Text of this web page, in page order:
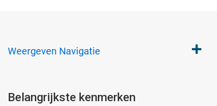
Weergeven Navigatie
Belangrijkste kenmerken